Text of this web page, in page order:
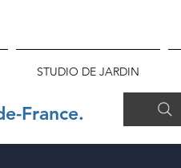
STUDIO DE JARDIN
France.